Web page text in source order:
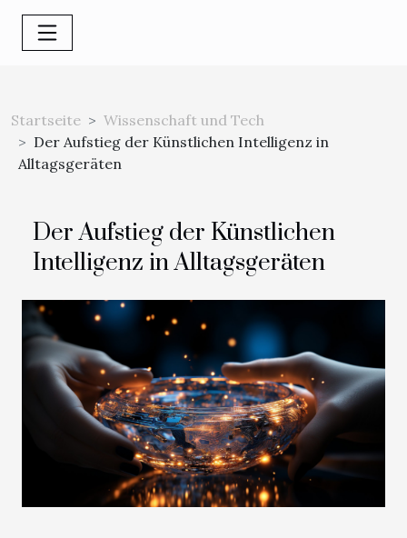
Startseite
Wissenschaft und Tech
Der Aufstieg der Künstlichen Intelligenz in
Alltagsgeräten
Der Aufstieg der Künstlichen
Intelligenz in Alltagsgeräten